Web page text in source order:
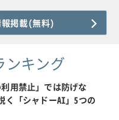
報掲載(無料)
ンキング
利用禁止」では防げな
く「シャドーAI」5つの